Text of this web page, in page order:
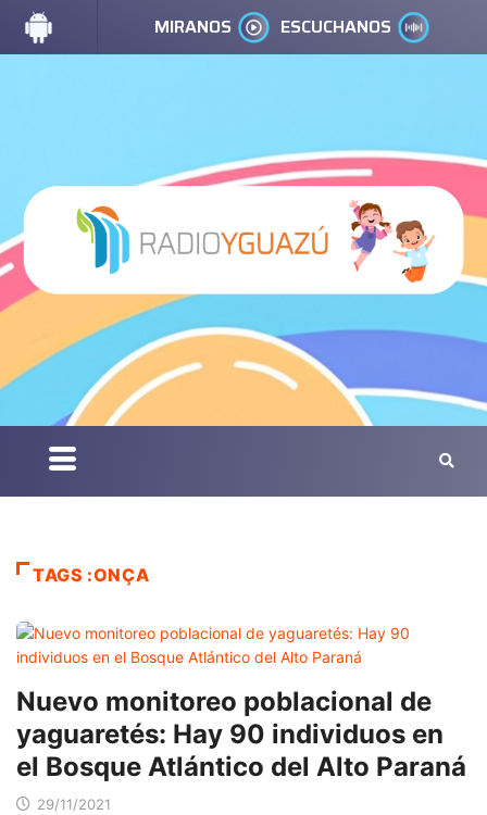
MIRANOS ESCUCHANOS
TAGS :ONÇA
Nuevo monitoreo poblacional de
yaguaretés: Hay 90 individuos en
el Bosque Atlántico del Alto Paraná
29/11/2021